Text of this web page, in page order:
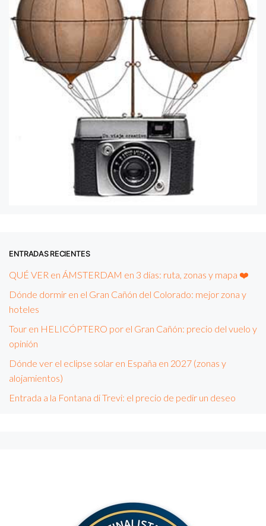
ENTRADAS RECIENTES
QUÉ VER en ÁMSTERDAM en 3 días: ruta, zonas y mapa ❤️
Dónde dormir en el Gran Cañón del Colorado: mejor zona y
hoteles
Tour en HELICÓPTERO por el Gran Cañón: precio del vuelo y
opinión
Dónde ver el eclipse solar en España en 2027 (zonas y
alojamientos)
Entrada a la Fontana di Trevi: el precio de pedir un deseo